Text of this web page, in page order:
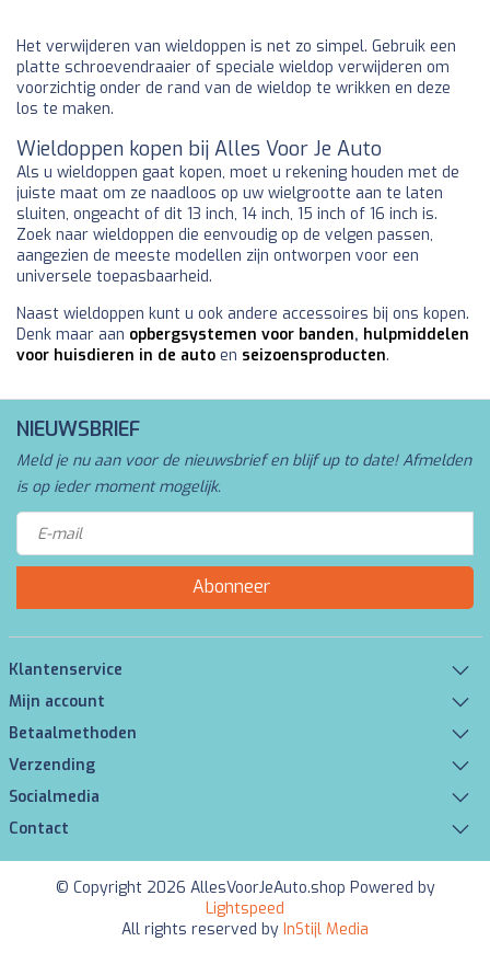
Het verwijderen van wieldoppen is net zo simpel. Gebruik een
platte schroevendraaier of speciale wieldop verwijderen om
voorzichtig onder de rand van de wieldop te wrikken en deze
los te maken.
Wieldoppen kopen bij Alles Voor Je Auto
Als u wieldoppen gaat kopen, moet u rekening houden met de
juiste maat om ze naadloos op uw wielgrootte aan te laten
sluiten, ongeacht of dit 13 inch, 14 inch, 15 inch of 16 inch is.
Zoek naar wieldoppen die eenvoudig op de velgen passen,
aangezien de meeste modellen zijn ontworpen voor een
universele toepasbaarheid.
Naast wieldoppen kunt u ook andere accessoires bij ons kopen.
Denk maar aan opbergsystemen voor banden, hulpmiddelen
voor huisdieren in de auto en seizoensproducten.
NIEUWSBRIEF
Meld je nu aan voor de nieuwsbrief en blijf up to date! Afmelden
is op ieder moment mogelijk.
Abonneer
Klantenservice
Mijn account
Betaalmethoden
Verzending
Socialmedia
Contact
© Copyright 2026 AllesVoorJeAuto.shop Powered by
Lightspeed
All rights reserved by InStijl Media